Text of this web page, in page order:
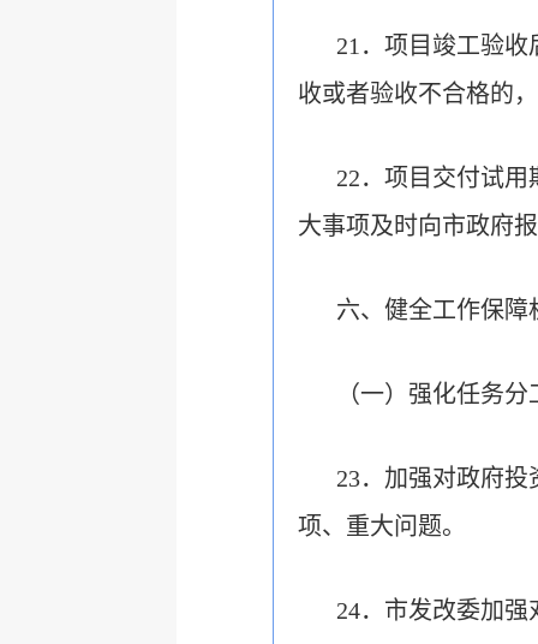
21．项目竣工验
收或者验收不合格的
22．项目交付试
大事项及时向市政府
六、健全工作保障
（一）强化任务
23．加强对政府
项、重大问题。
24．市发改委加